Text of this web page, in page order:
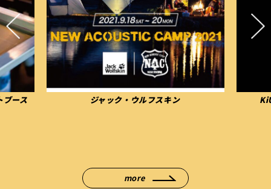
ジャック・ウルフスキン KiUピン
more